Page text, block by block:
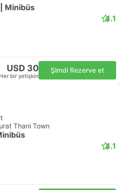
Minibüs
4.1
USD 30
Her bir yetişkin
Şimdi Rezerve et
Thani Town
4.1